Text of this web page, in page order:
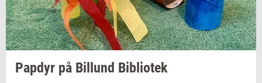
Pap­dyr på Bil­lund Bi­bli­o­tek